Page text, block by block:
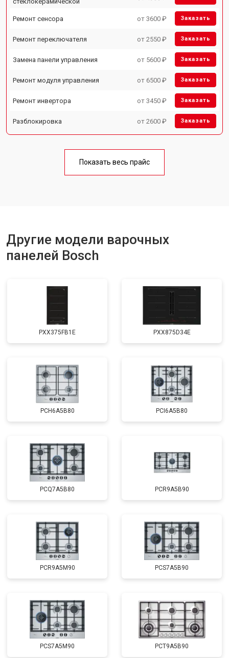
Ремонт сенсора от 3600 ₽ Заказать
Ремонт переключателя от 2550 ₽ Заказать
Замена панели управления от 5600 ₽ Заказать
Ремонт модуля управления от 6500 ₽ Заказать
Ремонт инвертора от 3450 ₽ Заказать
Разблокировка от 2600 ₽ Заказать
Показать весь прайс
Другие модели варочных
панелей Bosch
PXX375FB1E PXX875D34E
PCH6A5B80 PCI6A5B80
PCQ7A5B80 PCR9A5B90
PCR9A5M90 PCS7A5B90
PCS7A5M90 PCT9A5B90